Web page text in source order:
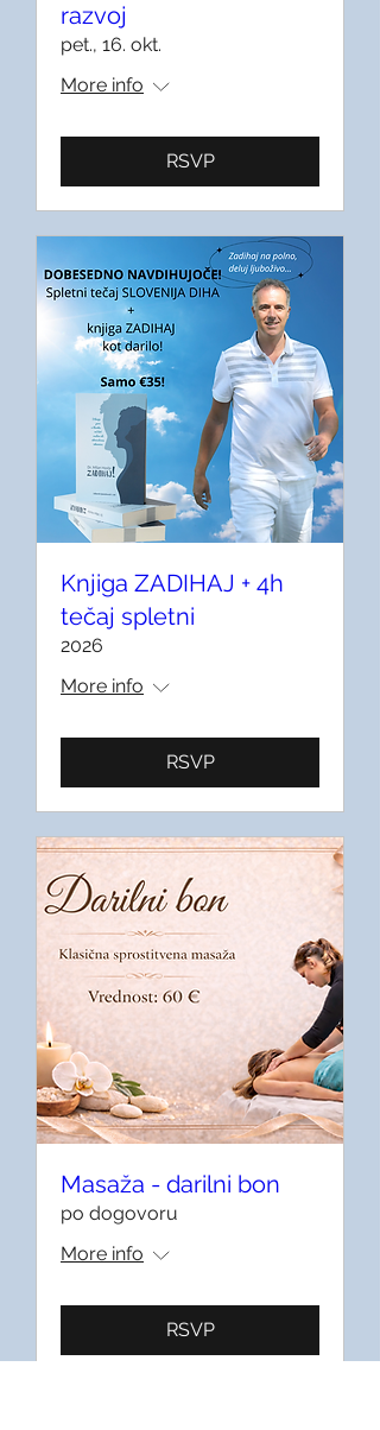
razvoj
pet., 16. okt.
More info
RSVP
Knjiga ZADIHAJ + 4h
tečaj spletni
2026
More info
RSVP
Masaža - darilni bon
po dogovoru
More info
RSVP